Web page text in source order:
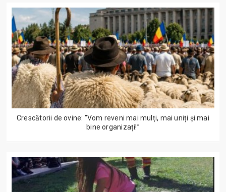
Crescătorii de ovine: ”Vom reveni mai mulți, mai uniți și mai
bine organizați!”